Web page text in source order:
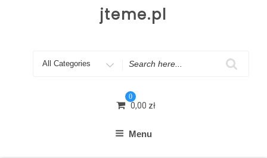
jteme.pl
Search
0
0,00 zł
Menu